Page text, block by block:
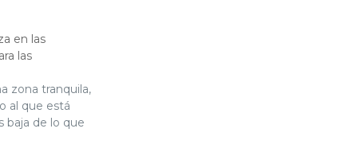
en las
las
zona tranquila,
al que está
baja de lo que